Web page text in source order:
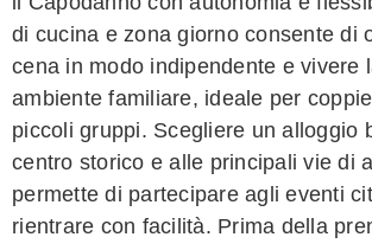
di cucina e zona giorno consente di
cena in modo indipendente e vivere
ambiente familiare, ideale per
piccoli gruppi. Scegliere un alloggio
centro storico e alle principali vie di
permette di partecipare agli eventi
rientrare con facilità. Prima della